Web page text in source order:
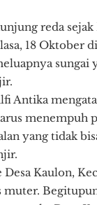
reda sejak
18 Oktober
sungai
Antika
menempuh
yang tidak
Desa Kaulon,
muter.